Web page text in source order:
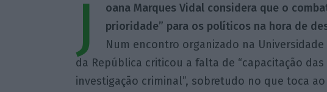
J
oana Marques Vidal considera que o
prioridade” para os políticos na hora de
Num encontro organizado na
da República criticou a falta de “capacitação
investigação criminal”, sobretudo no que toca